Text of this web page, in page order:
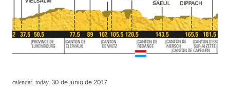
calendar_today 30 de junio de 2017